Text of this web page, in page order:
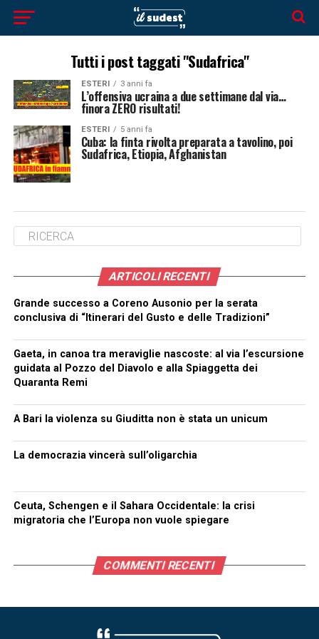
Tutti i post taggati "Sudafrica"
ESTERI 3 anni fa
L’offensiva ucraina a due settimane dal via…
finora ZERO risultati!
ESTERI 5 anni fa
Cuba: la finta rivolta preparata a tavolino, poi
Sudafrica, Etiopia, Afghanistan
ARTICOLI RECENTI
Grande successo a Coreno Ausonio per la serata
conclusiva di “Itinerari del Gusto e delle Tradizioni”
Gaeta, in canoa tra meraviglie nascoste: al via l’escursione
guidata al Pozzo del Diavolo e alla Spiaggetta dei
Quaranta Remi
A Bari la violenza su Giuditta non è stata un unicum
La democrazia vincerà sull’oligarchia
Ceuta, Schengen e il Sahara Occidentale: la crisi
migratoria che l’Europa non vuole spiegare
COMMENTI RECENTI